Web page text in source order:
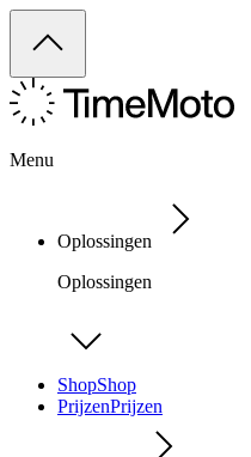
Menu
Oplossingen
Oplossingen
ShopShop
PrijzenPrijzen